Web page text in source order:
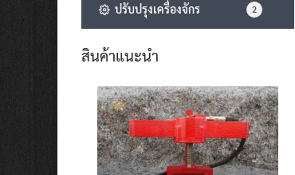
ปรับปรุงเครื่องจักร 2
สินค้าแนะนำ